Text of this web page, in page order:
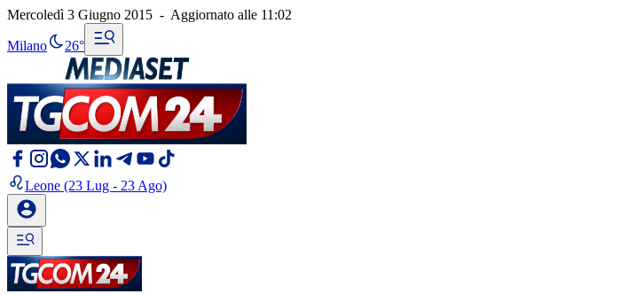
Mercoledì 3 Giugno 2015 - Aggiornato alle 11:02
Milano 26°
Leone (23 Lug - 23 Ago)